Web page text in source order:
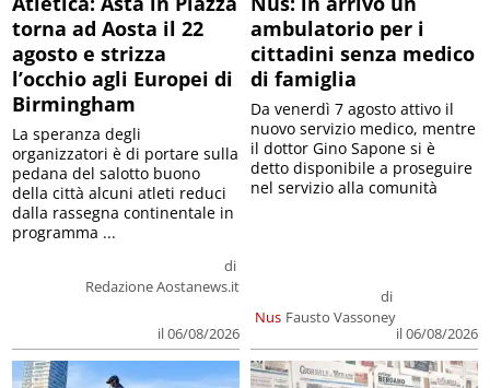
torna ad Aosta il 22
agosto e strizza
l’occhio agli Europei di
Birmingham
di
Redazione Aostanews.it
il 06/08/2026
La speranza degli
organizzatori è di portare sulla
pedana del salotto buono
della città alcuni atleti reduci
dalla rassegna continentale in
programma ...
ambulatorio per i
cittadini senza medico
di famiglia
Nus
di
Fausto Vassoney
il 06/08/2026
Da venerdì 7 agosto attivo il
nuovo servizio medico, mentre
il dottor Gino Sapone si è
detto disponibile a proseguire
nel servizio alla comunità